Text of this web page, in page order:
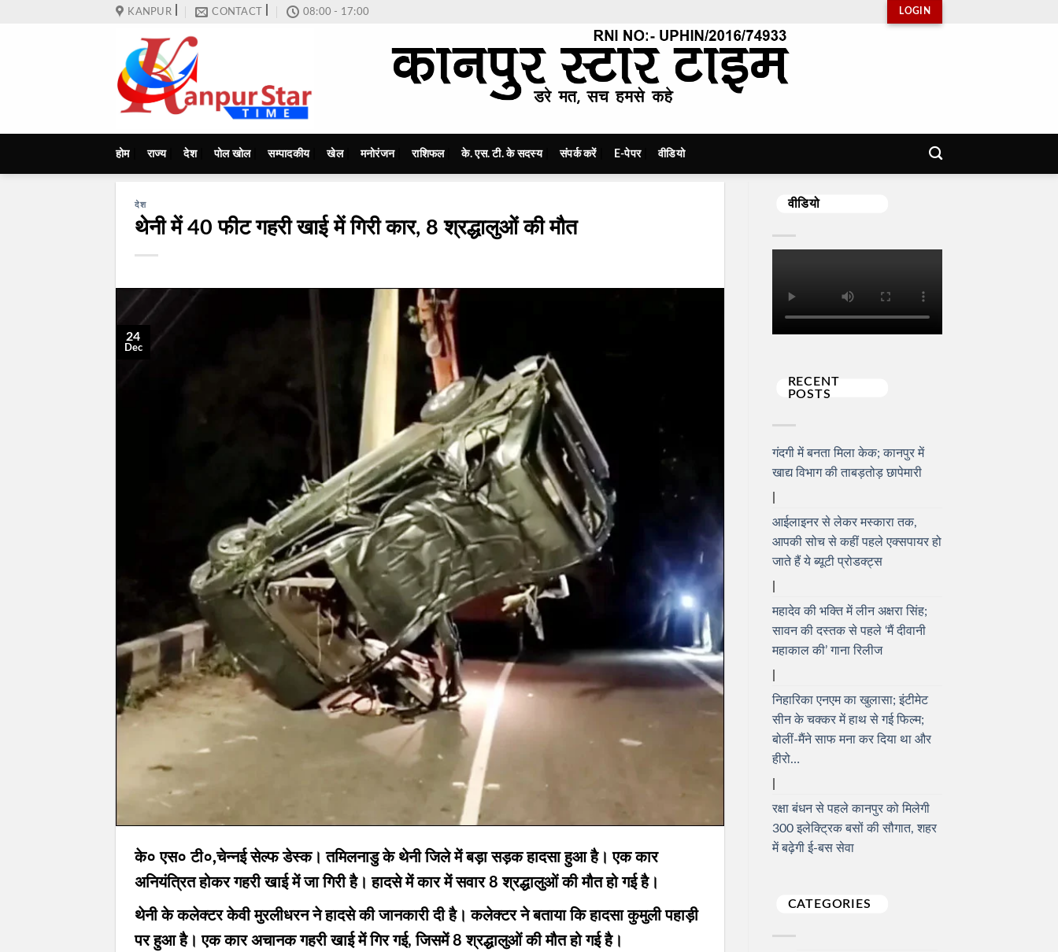
KANPUR CONTACT 08:00 - 17:00 LOGIN
होम राज्य देश पोल खोल सम्पादकीय खेल मनोरंजन राशिफल के. एस. टी. के सदस्य संपर्क करें E-पेपर वीडियो
देश
थेनी में 40 फीट गहरी खाई में गिरी कार, 8 श्रद्धालुओं की मौत
24
Dec
के० एस० टी०,चेन्नई सेल्फ डेस्क।तमिलनाडु के थेनी जिले में बड़ा सड़क हादसा हुआ है। एक कार
अनियंत्रित होकर गहरी खाई में जा गिरी है। हादसे में कार में सवार 8 श्रद्धालुओं की मौत हो गई है।
थेनी के कलेक्टर केवी मुरलीधरन ने हादसे की जानकारी दी है। कलेक्टर ने बताया कि हादसा कुमुली पहाड़ी
पर हुआ है। एक कार अचानक गहरी खाई में गिर गई, जिसमें 8 श्रद्धालुओं की मौत हो गई है।
वीडियो
RECENT
POSTS
गंदगी में बनता मिला केक; कानपुर में
खाद्य विभाग की ताबड़तोड़ छापेमारी
आईलाइनर से लेकर मस्कारा तक,
आपकी सोच से कहीं पहले एक्सपायर हो
जाते हैं ये ब्यूटी प्रोडक्ट्स
महादेव की भक्ति में लीन अक्षरा सिंह;
सावन की दस्तक से पहले ‘मैं दीवानी
महाकाल की’ गाना रिलीज
निहारिका एनएम का खुलासा; इंटीमेट
सीन के चक्कर में हाथ से गई फिल्म;
बोलीं-मैंने साफ मना कर दिया था और
हीरो…
रक्षा बंधन से पहले कानपुर को मिलेगी
300 इलेक्ट्रिक बसों की सौगात, शहर
में बढ़ेगी ई-बस सेवा
CATEGORIES